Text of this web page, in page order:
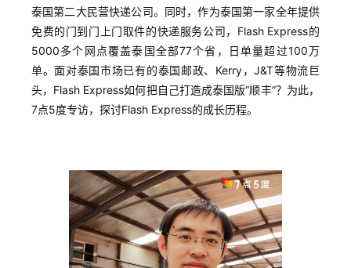
泰国第二大民营快递公司。同时，作为泰国第一家全年提供
免费的门到门上门取件的快递服务公司，Flash Express的
5000多个网点覆盖泰国全部77个省，日单量超过100万
单。面对泰国市场已有的泰国邮政、Kerry，J&T等物流巨
头，Flash Express如何把自己打造成泰国版“顺丰”？为此，
7点5度专访，探讨Flash Express的成长历程。